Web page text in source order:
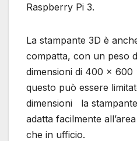
Raspberry Pi 3.
La stampante 3D è
compatta, con un peso
dimensioni di 400 x
questo può essere
dimensioni la
adatta facilmente
che in ufficio.